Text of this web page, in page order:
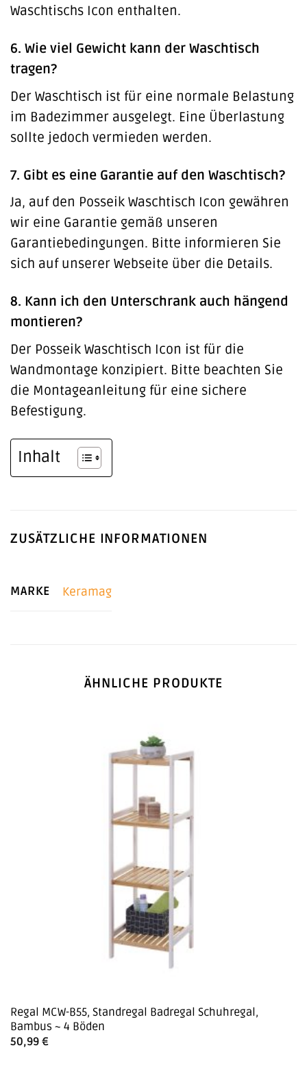
Waschtischs Icon enthalten.
6. Wie viel Gewicht kann der Waschtisch
tragen?
Der Waschtisch ist für eine normale Belastung
im Badezimmer ausgelegt. Eine Überlastung
sollte jedoch vermieden werden.
7. Gibt es eine Garantie auf den Waschtisch?
Ja, auf den Posseik Waschtisch Icon gewähren
wir eine Garantie gemäß unseren
Garantiebedingungen. Bitte informieren Sie
sich auf unserer Webseite über die Details.
8. Kann ich den Unterschrank auch hängend
montieren?
Der Posseik Waschtisch Icon ist für die
Wandmontage konzipiert. Bitte beachten Sie
die Montageanleitung für eine sichere
Befestigung.
Inhalt
ZUSÄTZLICHE INFORMATIONEN
MARKE Keramag
ÄHNLICHE PRODUKTE
Regal MCW-B55, Standregal Badregal Schuhregal,
Bambus ~ 4 Böden
50,99 €